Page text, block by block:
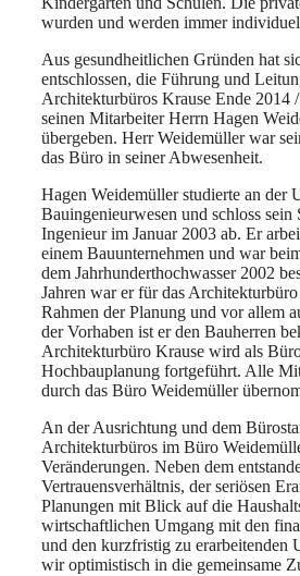
wurden und werden immer
Aus gesundheitlichen Gründen hat
entschlossen, die Führung und
Architekturbüros Krause Ende 2014
seinen Mitarbeiter Herrn Hagen
übergeben. Herr Weidemüller war
das Büro in seiner Abwesenheit.
Hagen Weidemüller studierte an der
Bauingenieurwesen und schloss
Ingenieur im Januar 2003 ab. Er
einem Bauunternehmen und war
dem Jahrhunderthochwasser 2002
Jahren war er für das
Rahmen der Planung und vor allem
der Vorhaben ist er den Bauherren
Architekturbüro Krause wird als
Hochbauplanung fortgeführt. Alle
durch das Büro Weidemüller
An der Ausrichtung und dem
Architekturbüros im Büro
Veränderungen. Neben dem
Vertrauensverhältnis, der seriösen
Planungen mit Blick auf die
wirtschaftlichen Umgang mit den
und den kurzfristig zu erarbeitenden
wir optimistisch in die gemeinsame